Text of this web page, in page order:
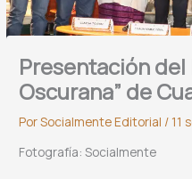
Presentación del
Oscurana” de
PorSocialmente Editorial / 11
Fotografía: Socialmente